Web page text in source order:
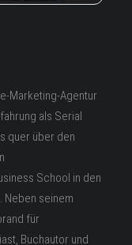
Marketing-Agentur
als Serial
quer über den
School in den
Neben seinem
für
Buchautor und